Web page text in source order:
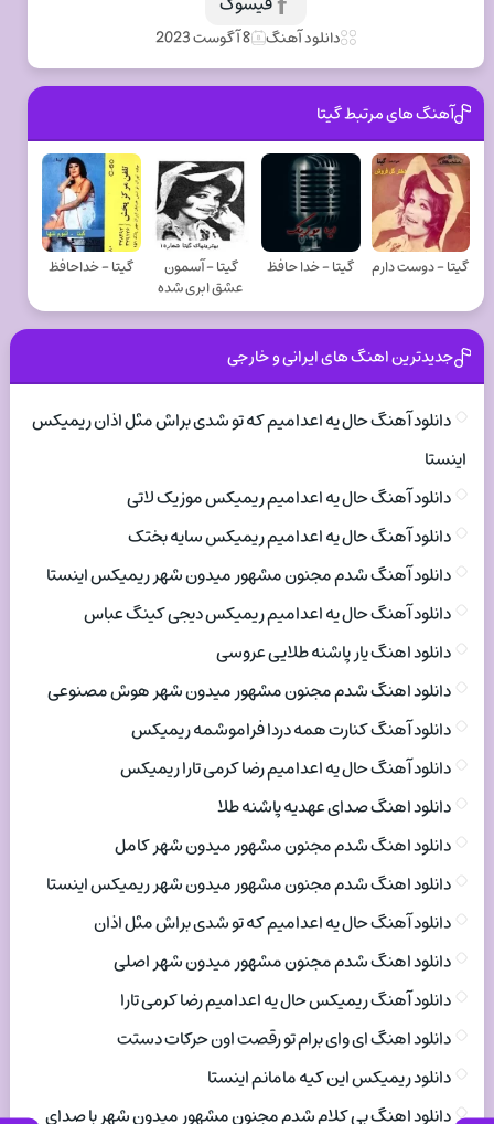
دانلود آهنگ 8 آگوست 2023
آهنگ های مرتبط گيتا
گيتا - دوست دارم گيتا - خدا حافظ
گيتا - آسمون
عشق ابری شده
گيتا - خداحافظ
جدیدترین اهنگ های ایرانی و خارجی
دانلود آهنگ حال یه اعدامیم که تو شدی براش مثل اذان ریمیکس
اینستا
دانلود آهنگ حال یه اعدامیم ریمیکس موزیک لاتی
دانلود آهنگ حال یه اعدامیم ریمیکس سایه بختک
دانلود آهنگ شدم مجنون مشهور میدون شهر ریمیکس اینستا
دانلود آهنگ حال یه اعدامیم ریمیکس دیجی کینگ عباس
دانلود اهنگ یار پاشنه طلایی عروسی
دانلود اهنگ شدم مجنون مشهور میدون شهر هوش مصنوعی
دانلود آهنگ کنارت همه دردا فراموشمه ریمیکس
دانلود آهنگ حال یه اعدامیم رضا کرمی تارا ریمیکس
دانلود اهنگ صدای عهدیه پاشنه طلا
دانلود اهنگ شدم مجنون مشهور میدون شهر کامل
دانلود اهنگ شدم مجنون مشهور میدون شهر ریمیکس اینستا
دانلود آهنگ حال یه اعدامیم که تو شدی براش مثل اذان
دانلود اهنگ شدم مجنون مشهور میدون شهر اصلی
دانلود آهنگ ریمیکس حال یه اعدامیم رضا کرمی تارا
دانلود اهنگ ای وای برام تو رقصت اون حرکات دستت
دانلود ریمیکس این کیه مامانم اینستا
دانلود اهنگ بی کلام شدم مجنون مشهور میدون شهر با صدای